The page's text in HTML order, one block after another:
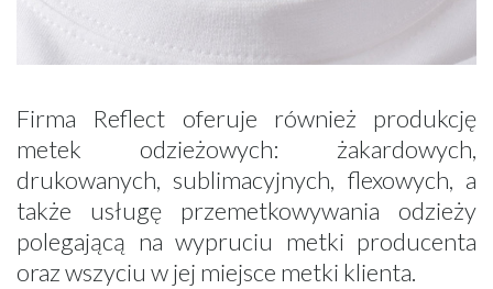
Firma Reflect oferuje również produkcję
metek odzieżowych: żakardowych,
drukowanych, sublimacyjnych, flexowych, a
także usługę przemetkowywania odzieży
polegającą na wypruciu metki producenta
oraz wszyciu w jej miejsce metki klienta.